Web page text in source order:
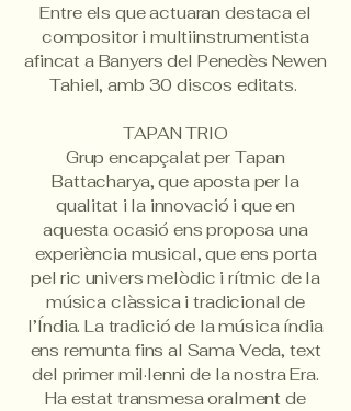
Entre els que actuaran destaca el
compositor i multiinstrumentista
afincat a Banyers del Penedès Newen
Tahiel, amb 30 discos editats.
TAPAN TRIO
Grup encapçalat per Tapan
Battacharya, que aposta per la
qualitat i la innovació i que en
aquesta ocasió ens proposa una
experiència musical, que ens porta
pel ric univers melòdic i rítmic de la
música clàssica i tradicional de
l’Índia. La tradició de la música índia
ens remunta fins al Sama Veda, text
del primer mil·lenni de la nostra Era.
Ha estat transmesa oralment de